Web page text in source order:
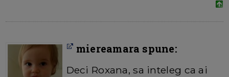
miereamara spune:
Deci Roxana, sa inteleg ca ai